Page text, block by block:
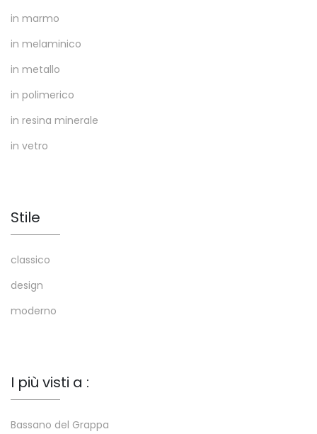
in marmo
in melaminico
in metallo
in polimerico
in resina minerale
in vetro
Stile
classico
design
moderno
I più visti a :
Bassano del Grappa